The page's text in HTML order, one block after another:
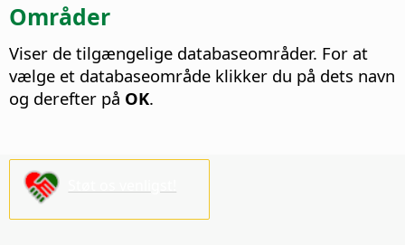
Områder
Viser de tilgængelige databaseområder. For at
vælge et databaseområde klikker du på dets navn
og derefter på OK.